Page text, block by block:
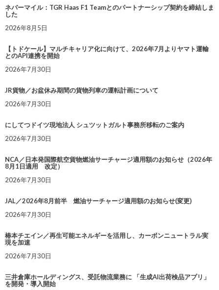
ネバーマイル：TGR Haas F1 Teamとのパートナーシップ契約を締結しま
した
2026年8月5日
【トドケール】マルチキャリア化に向けて、2026年7月よりヤマト運輸
とのAPI連携を開始
2026年7月30日
JR貨物／お盆休み期間の貨物列車の運転計画について
2026年7月30日
にしてつドイツ現地法人 シュツットガルト事務所移転のご案内
2026年7月30日
NCA／日本発国際航空貨物燃油サーチャージ適用額のお知らせ（2026年
8月1日適用 改定）
2026年7月30日
JAL／2026年8月前半 燃油サーチャージ適用額のお知らせ(変更)
2026年7月30日
椿本チエイン／再生可能エネルギーを活用し、カーボンニュートラル実
現を加速
2026年7月30日
三井倉庫ホールディングス、受託物流業務に 「生成AI出荷検品アプリ」
を開発・導入開始